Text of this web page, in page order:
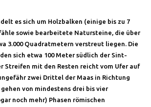
es sich um Holzbalken (einige bis zu 7
sowie bearbeitete Natursteine, die über
3.000 Quadratmetern verstreut liegen. Die
sich etwa 100 Meter südlich der Sint-
Streifen mit den Resten reicht vom Ufer auf
zwei Drittel der Maas in Richtung
von mindestens drei bis vier
noch mehr) Phasen römischen